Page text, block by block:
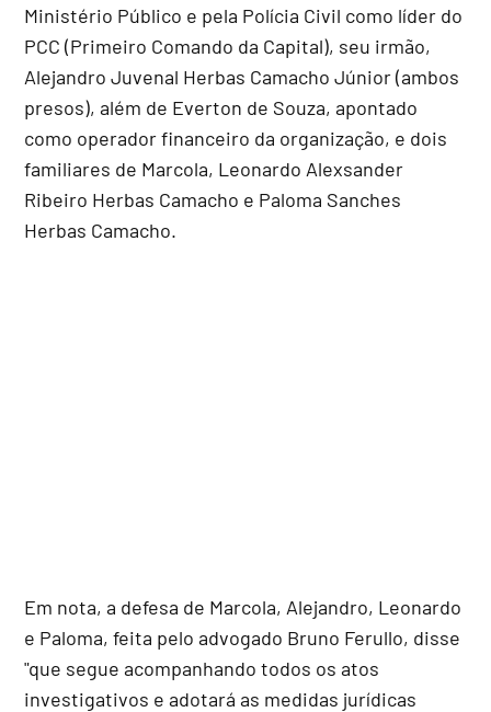
Ministério Público e pela Polícia Civil como líder do
PCC (Primeiro Comando da Capital), seu irmão,
Alejandro Juvenal Herbas Camacho Júnior (ambos
presos), além de Everton de Souza, apontado
como operador financeiro da organização, e dois
familiares de Marcola, Leonardo Alexsander
Ribeiro Herbas Camacho e Paloma Sanches
Herbas Camacho.
Em nota, a defesa de Marcola, Alejandro, Leonardo
e Paloma, feita pelo advogado Bruno Ferullo, disse
"que segue acompanhando todos os atos
investigativos e adotará as medidas jurídicas